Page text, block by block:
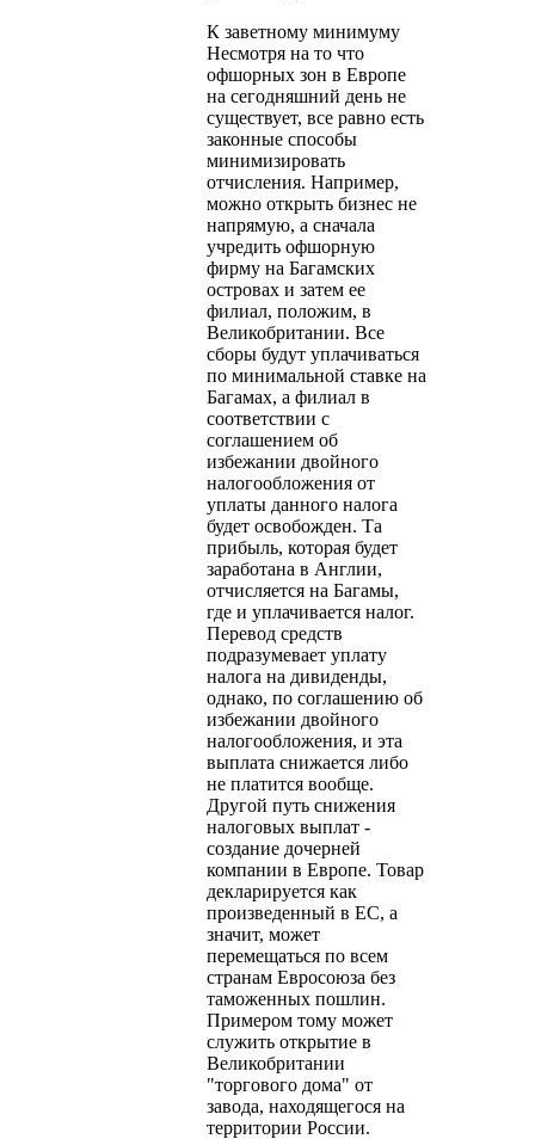
К заветному минимуму
Несмотря на то что
офшорных зон в Европе
на сегодняшний день не
существует, все равно есть
законные способы
минимизировать
отчисления. Например,
можно открыть бизнес не
напрямую, а сначала
учредить офшорную
фирму на Багамских
островах и затем ее
филиал, положим, в
Великобритании. Все
сборы будут уплачиваться
по минимальной ставке на
Багамах, а филиал в
соответствии с
соглашением об
избежании двойного
налогообложения от
уплаты данного налога
будет освобожден. Та
прибыль, которая будет
заработана в Англии,
отчисляется на Багамы,
где и уплачивается налог.
Перевод средств
подразумевает уплату
налога на дивиденды,
однако, по соглашению об
избежании двойного
налогообложения, и эта
выплата снижается либо
не платится вообще.
Другой путь снижения
налоговых выплат -
создание дочерней
компании в Европе. Товар
декларируется как
произведенный в ЕС, а
значит, может
перемещаться по всем
странам Евросоюза без
таможенных пошлин.
Примером тому может
служить открытие в
Великобритании
"торгового дома" от
завода, находящегося на
территории России.